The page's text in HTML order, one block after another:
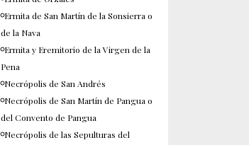
Ermita de San Martín de la Sonsierra o
de la Nava
Ermita y Eremitorio de la Virgen de la
Pena
Necrópolis de San Andrés
Necrópolis de San Martín de Pangua o
del Convento de Pangua
Necrópolis de las Sepulturas del